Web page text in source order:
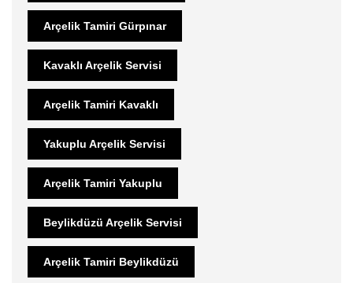
Arçelik Tamiri Gürpınar
Kavaklı Arçelik Servisi
Arçelik Tamiri Kavaklı
Yakuplu Arçelik Servisi
Arçelik Tamiri Yakuplu
Beylikdüzü Arçelik Servisi
Arçelik Tamiri Beylikdüzü